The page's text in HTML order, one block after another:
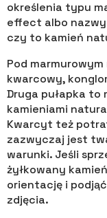
określenia typu
effect albo
czy to kamień
Pod
kwarcowy,
Druga pułapka to
kamieniami
Kwarcyt też
zazwyczaj jest
warunki. Jeśli
żyłkowany
orientację i
zdjęcia.